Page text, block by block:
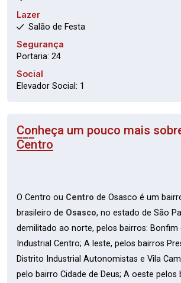
Lazer
Salão de Festa
Segurança
Portaria: 24
Social
Elevador Social: 1
Conheça um pouco mais
Centro
O Centro ou Centro de Osasco é um
brasileiro de Osasco, no estado de São
demilitado ao norte, pelos bairros: Bonfim
Industrial Centro; A leste, pelos bairros
Distrito Industrial Autonomistas e Vila
pelo bairro Cidade de Deus; A oeste pelos